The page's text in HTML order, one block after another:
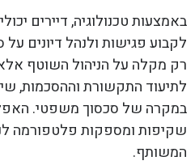
באמצעות טכנולוגיה, דיירים
לקבוע פגישות ולנהל דיונים על
רק מקלה על הניהול השוטף
לתיעוד התקשורת וההסכמות,
במקרה של סכסוך משפטי.
שקיפות ומספקות פלטפורמה
המשותף.